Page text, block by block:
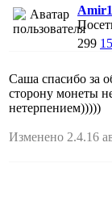
299
Саша спасибо за
сторону монеты
нетерпением)))))
Изменено 2.4.16